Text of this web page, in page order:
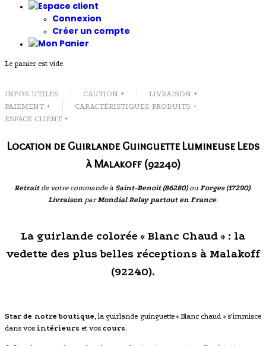
Connexion
Créer un compte
Le panier est vide
INFOS UTILES CAUTION +
LIVRAISON +
PAIEMENT +
CARACTÉRISTIQUES PRODUITS +
ESPACE CLIENT +
Location de Guirlande Guinguette Lumineuse Leds
à Malakoff (92240)
Retraitde votre commande à Saint-Benoit (86280)ou Forges (17290).
Livraison parMondial Relay partout en France.
La guirlande colorée « Blanc Chaud » : la
vedette des plus belles réceptions à Malakoff
(92240).
Star de notre boutique, la guirlande guinguette « Blanc chaud » s'immisce
dans vos intérieurs et vos cours.